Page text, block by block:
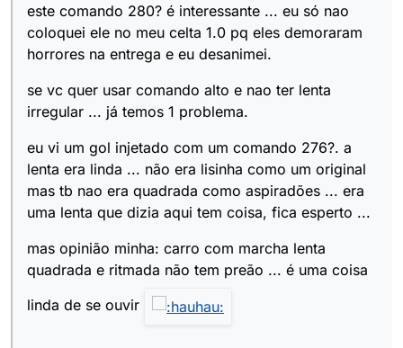
este comando 280? é interessante ... eu só nao
coloquei ele no meu celta 1.0 pq eles demoraram
horrores na entrega e eu desanimei.
se vc quer usar comando alto e nao ter lenta
irregular ... já temos 1 problema.
eu vi um gol injetado com um comando 276?. a
lenta era linda ... não era lisinha como um original
mas tb nao era quadrada como aspiradões ... era
uma lenta que dizia aqui tem coisa, fica esperto ...
mas opinião minha: carro com marcha lenta
quadrada e ritmada não tem preão ... é uma coisa
linda de se ouvir